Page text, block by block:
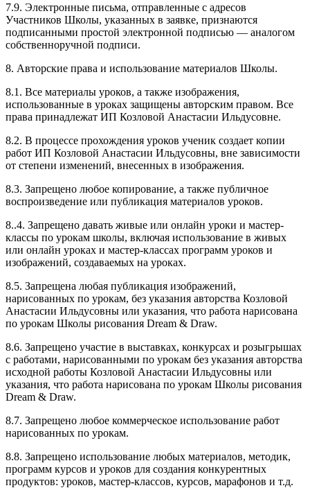
7.9. Электронные письма, отправленные с адресов
Участников Школы, указанных в заявке, признаются
подписанными простой электронной подписью — аналогом
собственноручной подписи.
8. Авторские права и использование материалов Школы.
8.1. Все материалы уроков, а также изображения,
использованные в уроках защищены авторским правом. Все
права принадлежат ИП Козловой Анастасии Ильдусовне.
8.2. В процессе прохождения уроков ученик создает копии
работ ИП Козловой Анастасии Ильдусовны, вне зависимости
от степени изменений, внесенных в изображения.
8.3. Запрещено любое копирование, а также публичное
воспроизведение или публикация материалов уроков.
8..4. Запрещено давать живые или онлайн уроки и мастер-
классы по урокам школы, включая использование в живых
или онлайн уроках и мастер-классах программ уроков и
изображений, создаваемых на уроках.
8.5. Запрещена любая публикация изображений,
нарисованных по урокам, без указания авторства Козловой
Анастасии Ильдусовны или указания, что работа нарисована
по урокам Школы рисования Dream & Draw.
8.6. Запрещено участие в выставках, конкурсах и розыгрышах
с работами, нарисованными по урокам без указания авторства
исходной работы Козловой Анастасии Ильдусовны или
указания, что работа нарисована по урокам Школы рисования
Dream & Draw.
8.7. Запрещено любое коммерческое использование работ
нарисованных по урокам.
8.8. Запрещено использование любых материалов, методик,
программ курсов и уроков для создания конкурентных
продуктов: уроков, мастер-классов, курсов, марафонов и т.д.